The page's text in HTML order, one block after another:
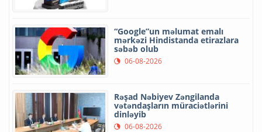
“Google”un məlumat emalı
mərkəzi Hindistanda etirazlara
səbəb olub
06-08-2026
Rəşad Nəbiyev Zəngilanda
vətəndaşların müraciətlərini
dinləyib
06-08-2026